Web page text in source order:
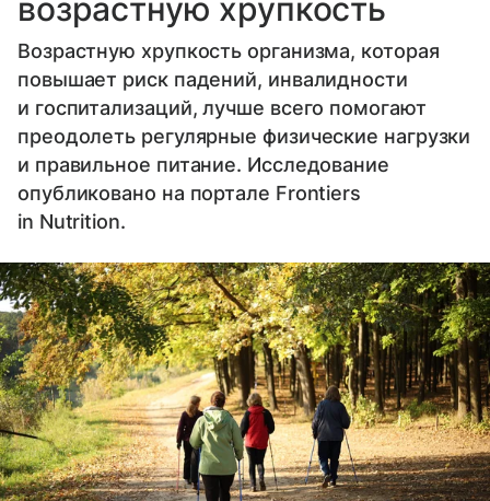
возрастную хрупкость
Возрастную хрупкость организма, которая
повышает риск падений, инвалидности
и госпитализаций, лучше всего помогают
преодолеть регулярные физические нагрузки
и правильное питание. Исследование
опубликовано на портале Frontiers
in Nutrition.